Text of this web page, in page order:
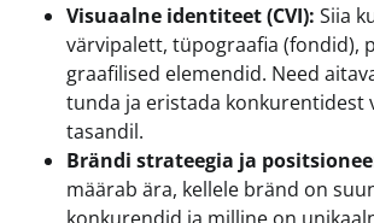
Visuaalne identiteet (CVI): Siia
värvipalett, tüpograafia (fondid),
graafilised elemendid. Need
tunda ja eristada konkurentidest
tasandil.
Brändi strateegia ja
määrab ära, kellele bränd on